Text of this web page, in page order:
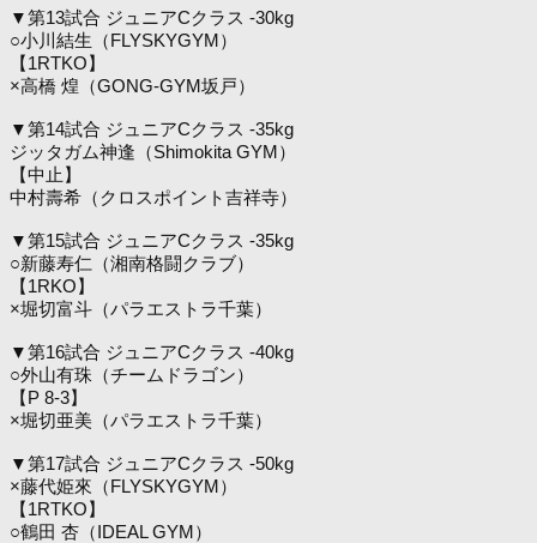
▼第13試合 ジュニアCクラス -30kg
○小川結生（FLYSKYGYM）
【1RTKO】
×高橋 煌（GONG-GYM坂戸）
▼第14試合 ジュニアCクラス -35kg
ジッタガム神逢（Shimokita GYM）
【中止】
中村壽希（クロスポイント吉祥寺）
▼第15試合 ジュニアCクラス -35kg
○新藤寿仁（湘南格闘クラブ）
【1RKO】
×堀切富斗（パラエストラ千葉）
▼第16試合 ジュニアCクラス -40kg
○外山有珠（チームドラゴン）
【P 8-3】
×堀切亜美（パラエストラ千葉）
▼第17試合 ジュニアCクラス -50kg
×藤代姫來（FLYSKYGYM）
【1RTKO】
○鶴田 杏（IDEAL GYM）